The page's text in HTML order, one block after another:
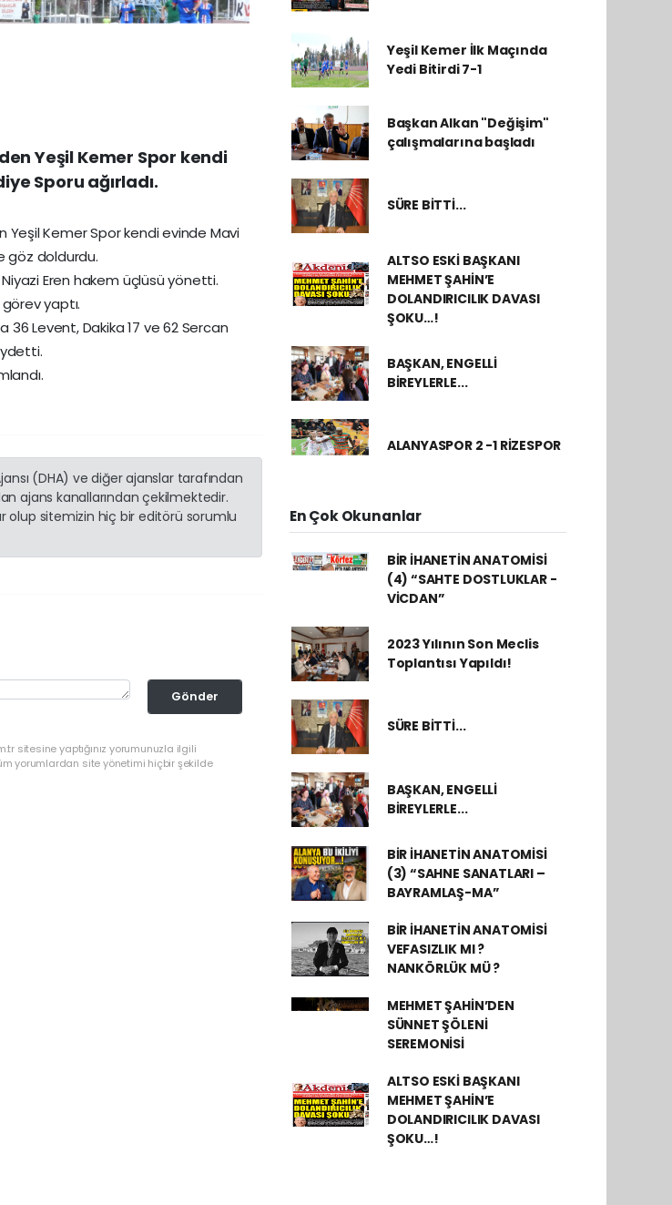
Yeşil Kemer Spor kendi
Sporu ağırladı.
Yeşil Kemer Spor kendi evinde Mavi
göz doldurdu.
Eren hakem üçlüsü yönetti.
yaptı.
36 Levent, Dakika 17 ve 62 Sercan
(DHA) ve diğer ajanslar tarafından
ajans kanallarından çekilmektedir.
olup sitemizin hiç bir editörü sorumlu
Gönder
sitesine yaptığınız yorumunuzla ilgili
yorumlardan site yönetimi hiçbir şekilde
Yeşil Kemer İlk Maçında
Yedi Bitirdi 7-1
Başkan Alkan "Değişim"
çalışmalarına başladı
SÜRE BİTTİ...
ALTSO ESKİ BAŞKANI
MEHMET ŞAHİN’E
DOLANDIRICILIK DAVASI
ŞOKU…!
BAŞKAN, ENGELLİ
BİREYLERLE...
ALANYASPOR 2 -1 RİZESPOR
En Çok Okunanlar
BİR İHANETİN ANATOMİSİ
(4) “SAHTE DOSTLUKLAR -
VİCDAN”
2023 Yılının Son Meclis
Toplantısı Yapıldı!
SÜRE BİTTİ...
BAŞKAN, ENGELLİ
BİREYLERLE...
BİR İHANETİN ANATOMİSİ
(3) “SAHNE SANATLARI –
BAYRAMLAŞ-MA”
BİR İHANETİN ANATOMİSİ
VEFASIZLIK MI ?
NANKÖRLÜK MÜ ?
MEHMET ŞAHİN’DEN
SÜNNET ŞÖLENİ
SEREMONİSİ
ALTSO ESKİ BAŞKANI
MEHMET ŞAHİN’E
DOLANDIRICILIK DAVASI
ŞOKU…!